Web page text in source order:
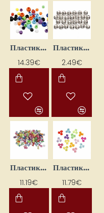
Пластиковые бусины (430 г)
14.39€
Пластиковые бусины (50 шт.)
2.49€
Пластиковые бусины (D10 мм, 380 г)
11.19€
Пластиковые бусины (D10 мм, 385 г)
11.79€